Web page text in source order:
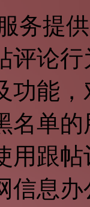
务提
评论
功能
名单
用跟
信息